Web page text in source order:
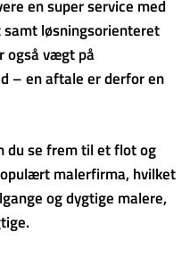
en super service med
løsningsorienteret
også vægt på
– en aftale er derfor en
du se frem til et flot og
malerfirma, hvilket
og dygtige malere,